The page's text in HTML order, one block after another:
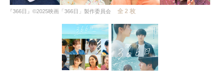
『366日』©2025映画「366日」製作委員会 全 2 枚